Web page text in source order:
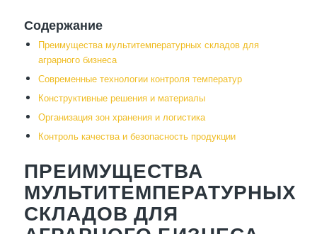
Содержание
Преимущества мультитемпературных складов для
аграрного бизнеса
Современные технологии контроля температур
Конструктивные решения и материалы
Организация зон хранения и логистика
Контроль качества и безопасность продукции
ПРЕИМУЩЕСТВА
МУЛЬТИТЕМПЕРАТУРНЫХ
СКЛАДОВ ДЛЯ